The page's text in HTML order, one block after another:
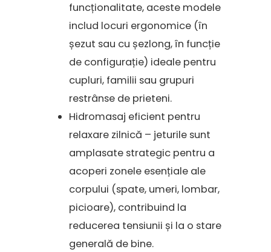
funcționalitate, aceste modele
includ locuri ergonomice (în
șezut sau cu șezlong, în funcție
de configurație) ideale pentru
cupluri, familii sau grupuri
restrânse de prieteni.
Hidromasaj eficient pentru
relaxare zilnică – jeturile sunt
amplasate strategic pentru a
acoperi zonele esențiale ale
corpului (spate, umeri, lombar,
picioare), contribuind la
reducerea tensiunii și la o stare
generală de bine.